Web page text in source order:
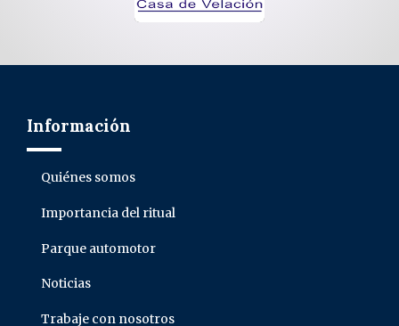
Información
Quiénes somos
Importancia del ritual
Parque automotor
Noticias
Trabaje con nosotros